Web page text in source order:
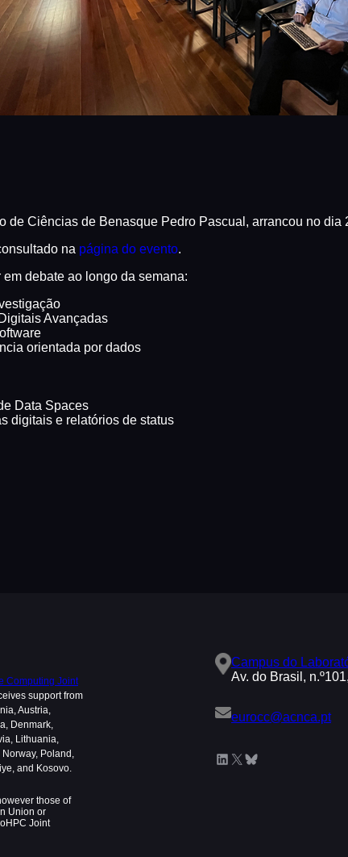
de Ciências de Benasque Pedro Pascual, arrancou no
na página do evento.
debate ao longo da semana:
Avançadas
orientada por dados
Data Spaces
digitais e relatórios de status
Computing Joint
support from
Austria,
Denmark,
Lithuania,
Poland,
and Kosovo.
those of
Union or
Joint
Campus do
Av. do Brasil,
eurocc@acnca.pt
LinkedIn X Bluesky